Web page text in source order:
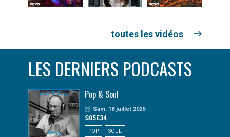
toutes les vidéos
LES DERNIERS PODCASTS
Pop & Soul
Sam. 18 juillet 2026
S05E34
POP SOUL